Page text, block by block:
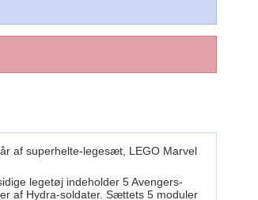
af superhelte-legesæt, LEGO Marvel
legetøj indeholder 5 Avengers-
af Hydra-soldater. Sættets 5 moduler